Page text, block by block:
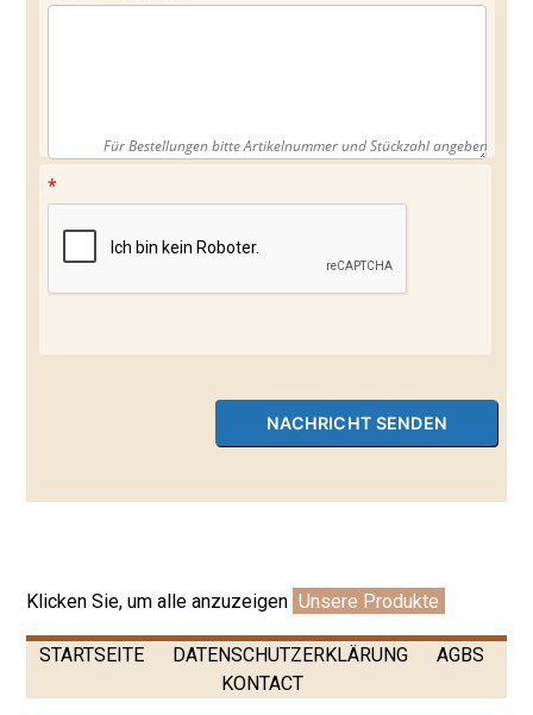
Für Bestellungen bitte Artikelnummer und Stückzahl angeben
*
Klicken Sie, um alle anzuzeigen Unsere Produkte
STARTSEITE DATENSCHUTZERKLÄRUNG
AGBS
KONTACT